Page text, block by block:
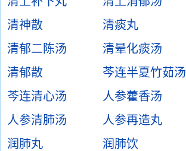
清神散
清痰丸
清郁二陈汤
清晕化痰汤
清郁散
芩连半夏竹茹汤
芩连清心汤
人参藿香汤
人参清肺汤
人参再造丸
润肺丸
润肺饮